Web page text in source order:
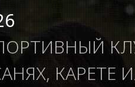
КАРЕТЕ